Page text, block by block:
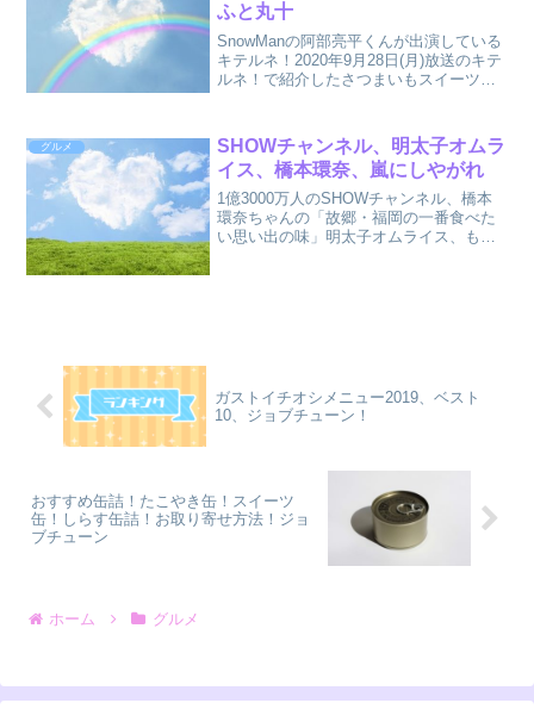
ふと丸十
SnowManの阿部亮平くんが出演している
キテルネ！2020年9月28日(月)放送のキテ
ルネ！で紹介したさつまいもスイーツ、
グルメ
SHOWチャンネル、明太子オムラ
イス、橋本環奈、嵐にしやがれ
1億3000万人のSHOWチャンネル、橋本
環奈ちゃんの「故郷・福岡の一番食べた
い思い出の味」明太子オムライス、もつ
ガストイチオシメニュー2019、ベスト
10、ジョブチューン！
おすすめ缶詰！たこやき缶！スイーツ
缶！しらす缶詰！お取り寄せ方法！ジョ
ブチューン
ホーム グルメ